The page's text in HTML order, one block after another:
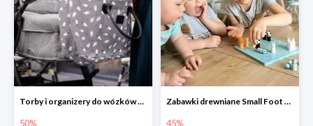
Torby i organizery do wózków w Smyku do -50%
50%
Zabawki drewniane Small Foot do -45%
45%